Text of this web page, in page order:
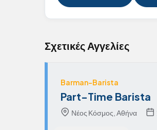
Σχετικές Αγγελίες
Barman-Barista
Part-Time Barista
Νέος Κόσμος, Αθήνα